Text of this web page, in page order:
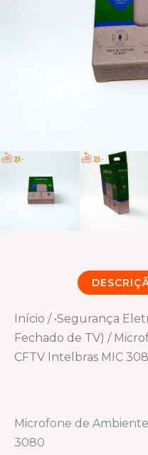
Início / •Segurança
Fechado de TV) /
CFTV Intelbras MIC
Microfone de
3080